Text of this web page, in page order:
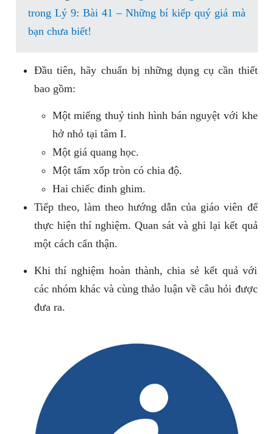
trong Lý 9: Bài 41 – Những bí kiếp quý giá mà
bạn chưa biết!
Đầu tiên, hãy chuẩn bị những dụng cụ cần thiết
bao gồm:
Một miếng thuỷ tinh hình bán nguyệt với khe
hở nhỏ tại tâm I.
Một giá quang học.
Một tấm xốp tròn có chia độ.
Hai chiếc đinh ghim.
Tiếp theo, làm theo hướng dẫn của giáo viên để
thực hiện thí nghiệm. Quan sát và ghi lại kết quả
một cách cẩn thận.
Khi thí nghiệm hoàn thành, chia sẻ kết quả với
các nhóm khác và cùng thảo luận về câu hỏi được
đưa ra.